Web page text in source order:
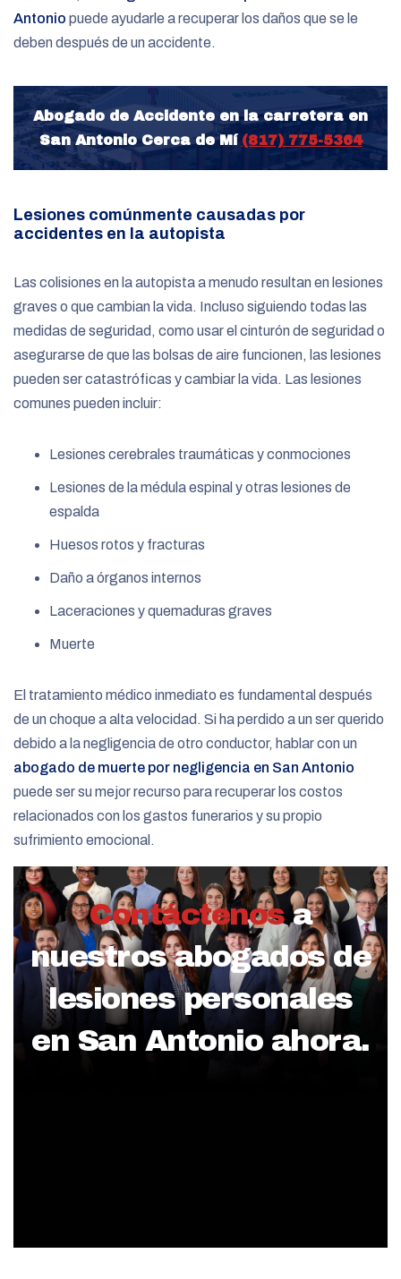
Antonio puede ayudarle a recuperar los daños que se le
deben después de un accidente.
Abogado de Accidente en la carretera en
San Antonio Cerca de Mí (817) 775-5364
Lesiones comúnmente causadas por
accidentes en la autopista
Las colisiones en la autopista a menudo resultan en lesiones
graves o que cambian la vida. Incluso siguiendo todas las
medidas de seguridad, como usar el cinturón de seguridad o
asegurarse de que las bolsas de aire funcionen, las lesiones
pueden ser catastróficas y cambiar la vida. Las lesiones
comunes pueden incluir:
Lesiones cerebrales traumáticas y conmociones
Lesiones de la médula espinal y otras lesiones de
espalda
Huesos rotos y fracturas
Daño a órganos internos
Laceraciones y quemaduras graves
Muerte
El tratamiento médico inmediato es fundamental después
de un choque a alta velocidad. Si ha perdido a un ser querido
debido a la negligencia de otro conductor, hablar con un
abogado de muerte por negligencia en San Antonio
puede ser su mejor recurso para recuperar los costos
relacionados con los gastos funerarios y su propio
sufrimiento emocional.
Contáctenos a
nuestros abogados de
lesiones personales
en San Antonio ahora.